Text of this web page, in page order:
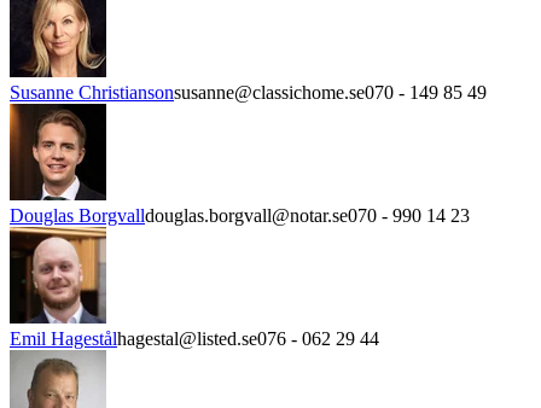
Susanne Christiansonsusanne@classichome.se070 - 149 85 49
Douglas Borgvalldouglas.borgvall@notar.se070 - 990 14 23
Emil Hagestålhagestal@listed.se076 - 062 29 44